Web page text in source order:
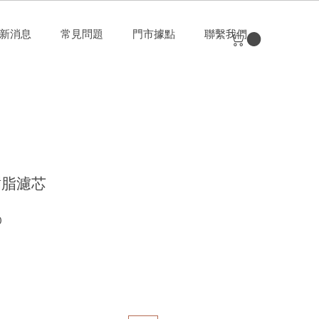
消息 常見問題 門市據點 聯繫我們
濾芯
促